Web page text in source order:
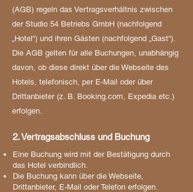
(AGB) regeln das Vertragsverhältnis zwischen
der Studio 54 Betriebs GmbH (nachfolgend
„Hotel“) und ihren Gästen (nachfolgend „Gast“).
Die AGB gelten für alle Buchungen, unabhängig
davon, ob diese direkt über die Webseite des
Hotels, telefonisch, per E-Mail oder über
Drittanbieter (z. B. Booking.com, Expedia etc.)
erfolgen.
2. Vertragsabschluss und Buchung
Eine Buchung wird mit der Bestätigung durch
das Hotel verbindlich.
Die Buchung kann über die Webseite,
Drittanbieter, E-Mail oder Telefon erfolgen.